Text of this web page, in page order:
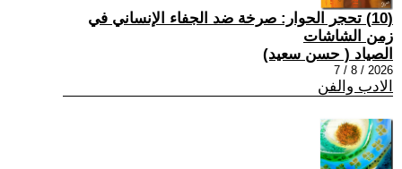
(10) تحجر الحوار: صرخة ضد الجفاء الإنساني في
زمن الشاشات
الصياد ‏( حسن سعيد‏)
2026 / 8 / 7
الادب والفن